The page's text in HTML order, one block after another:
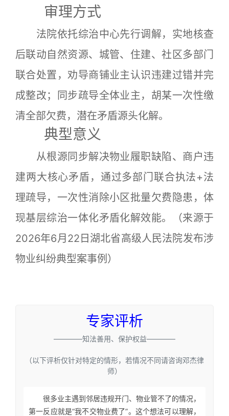
审理方式
法院依托综治中心先行调解，实地核查
后联动自然资源、城管、住建、社区多部门
联合处置，劝导商铺业主认识违建过错并完
成整改；同步疏导全体业主，胡某一次性缴
清全部欠费，潜在矛盾源头化解。
典型意义
从根源同步解决物业履职缺陷、商户违
建两大核心矛盾，通过多部门联合执法+法
理疏导，一次性消除小区批量欠费隐患，体
现基层综治一体化矛盾化解效能。
（来源于
2026年6月22日湖北省高级人民法院发布涉
物业纠纷典型案事例）
专家评析
————知法善用、保护权益————
（以下评析仅针对特定的情形，若情况不同请咨询邓杰律
师）
很多业主遇到邻居违规开门、物业管不了的情况，
第一反应就是“我不交物业费了”。这个想法可以理解，